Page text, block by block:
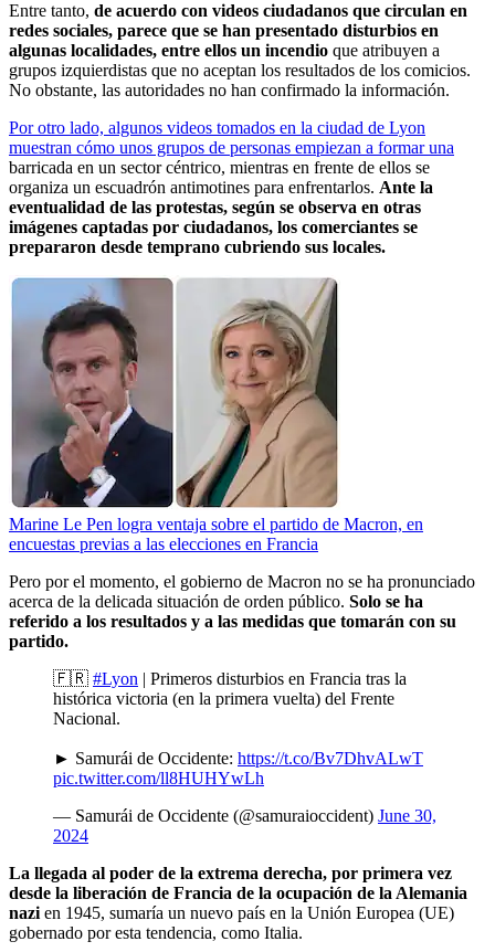
Entre tanto, de acuerdo con videos ciudadanos que circulan en
redes sociales, parece que se han presentado disturbios en
algunas localidades, entre ellos un incendio que atribuyen a
grupos izquierdistas que no aceptan los resultados de los comicios.
No obstante, las autoridades no han confirmado la información.
Por otro lado, algunos videos tomados en la ciudad de Lyon
muestran cómo unos grupos de personas empiezan a formar una
barricada en un sector céntrico, mientras en frente de ellos se
organiza un escuadrón antimotines para enfrentarlos. Ante la
eventualidad de las protestas, según se observa en otras
imágenes captadas por ciudadanos, los comerciantes se
prepararon desde temprano cubriendo sus locales.
Marine Le Pen logra ventaja sobre el partido de Macron, en
encuestas previas a las elecciones en Francia
Pero por el momento, el gobierno de Macron no se ha pronunciado
acerca de la delicada situación de orden público. Solo se ha
referido a los resultados y a las medidas que tomarán con su
partido.
🇫🇷 #Lyon | Primeros disturbios en Francia tras la
histórica victoria (en la primera vuelta) del Frente
Nacional.
► Samurái de Occidente: https://t.co/Bv7DhvALwT
pic.twitter.com/ll8HUHYwLh
— Samurái de Occidente (@samuraioccident) June 30,
2024
La llegada al poder de la extrema derecha, por primera vez
desde la liberación de Francia de la ocupación de la Alemania
nazi en 1945, sumaría un nuevo país en la Unión Europea (UE)
gobernado por esta tendencia, como Italia.